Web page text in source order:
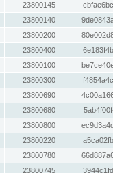
23800145
23800140
23800200
23800400
23800100
23800300
23800690
23800680
23800800
23800220
23800780
23800745